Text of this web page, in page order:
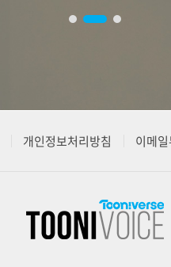
개인정보처리방침 이메